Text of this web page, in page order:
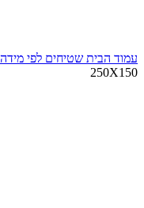
עמוד הבית שטיחים לפי מידה
250X150